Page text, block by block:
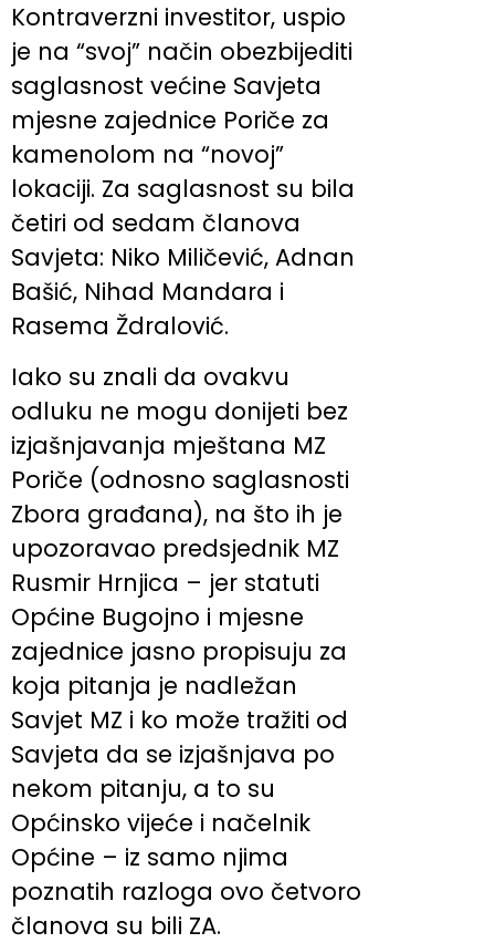
Kontraverzni investitor, uspio
je na “svoj” način obezbijediti
saglasnost većine Savjeta
mjesne zajednice Poriče za
kamenolom na “novoj”
lokaciji. Za saglasnost su bila
četiri od sedam članova
Savjeta: Niko Miličević, Adnan
Bašić, Nihad Mandara i
Rasema Ždralović.
Iako su znali da ovakvu
odluku ne mogu donijeti bez
izjašnjavanja mještana MZ
Poriče (odnosno saglasnosti
Zbora građana), na što ih je
upozoravao predsjednik MZ
Rusmir Hrnjica – jer statuti
Općine Bugojno i mjesne
zajednice jasno propisuju za
koja pitanja je nadležan
Savjet MZ i ko može tražiti od
Savjeta da se izjašnjava po
nekom pitanju, a to su
Općinsko vijeće i načelnik
Općine – iz samo njima
poznatih razloga ovo četvoro
članova su bili ZA.